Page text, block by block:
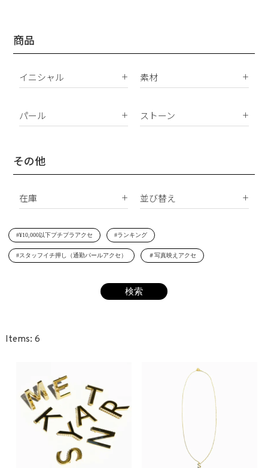
商品
イニシャル
イヤリング
ネックレス
リング
イニシャル
素材
K10
サージカルステンレス
パール
南洋真珠
シェルパール
ストーン
ジルコニア
その他
在庫
在庫あり
受注生産
並び替え
価格が安い順
価格が高い順
レビュー順
#¥10,000以下プチプラアクセ #ランキング
#スタッフイチ押し（通勤パールアクセ） ＃写真映えアクセ
6